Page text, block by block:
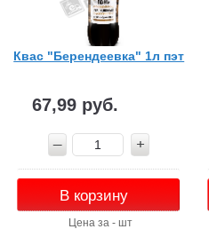
Квас "Берендеевка" 1л пэт
67,99 руб.
В корзину
Цена за - шт